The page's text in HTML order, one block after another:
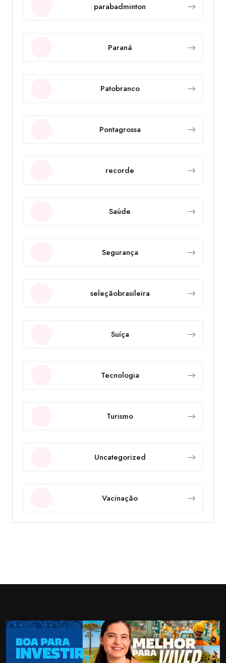
parabadminton
Paraná
Patobranco
Pontagrossa
recorde
Saúde
Segurança
seleçãobrasileira
Suíça
Tecnologia
Turismo
Uncategorized
Vacinação